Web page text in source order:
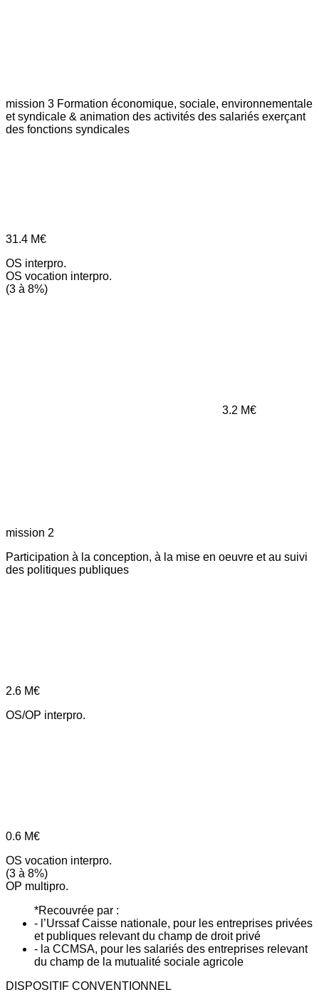
mission 3 Formation économique, sociale, environnementale
et syndicale & animation des activités des salariés exerçant
des fonctions syndicales
31.4 M€
OS interpro.
OS vocation interpro.
(3 à 8%)
3.2 M€
mission 2
Participation à la conception, à la mise en oeuvre et au suivi
des politiques publiques
2.6 M€
OS/OP interpro.
0.6 M€
OS vocation interpro.
(3 à 8%)
OP multipro.
*Recouvrée par :
- l’Urssaf Caisse nationale, pour les entreprises privées
et publiques relevant du champ de droit privé
- la CCMSA, pour les salariés des entreprises relevant
du champ de la mutualité sociale agricole
DISPOSITIF CONVENTIONNEL